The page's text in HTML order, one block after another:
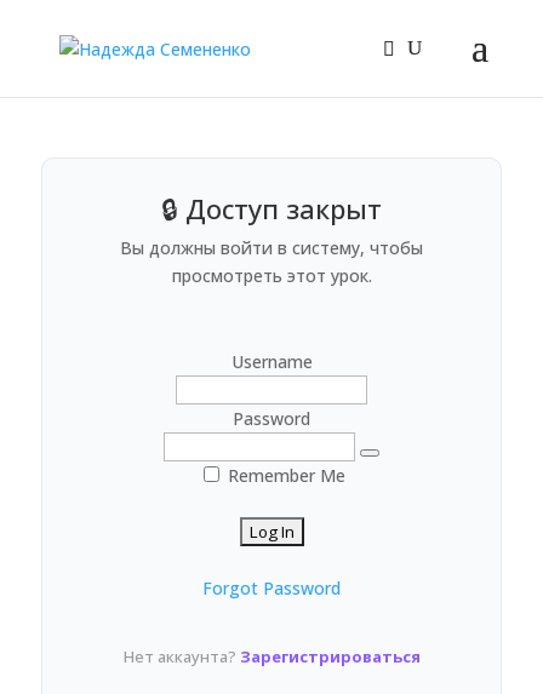
🔒 Доступ закрыт
Вы должны войти в систему, чтобы
просмотреть этот урок.
Username
Password
Remember Me
Forgot Password
Нет аккаунта? Зарегистрироваться